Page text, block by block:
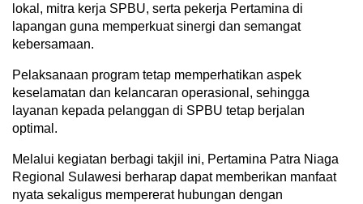
lokal, mitra kerja SPBU, serta pekerja Pertamina di
lapangan guna memperkuat sinergi dan semangat
kebersamaan.
Pelaksanaan program tetap memperhatikan aspek
keselamatan dan kelancaran operasional, sehingga
layanan kepada pelanggan di SPBU tetap berjalan
optimal.
Melalui kegiatan berbagi takjil ini, Pertamina Patra Niaga
Regional Sulawesi berharap dapat memberikan manfaat
nyata sekaligus mempererat hubungan dengan